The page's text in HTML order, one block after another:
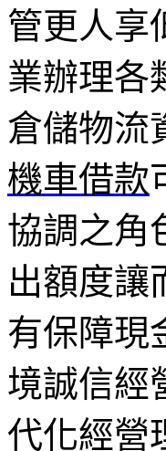
管更人享
業辦理各
倉儲物流
機車借款
協調之角
出額度讓
有保障現
境誠信經
代化經營